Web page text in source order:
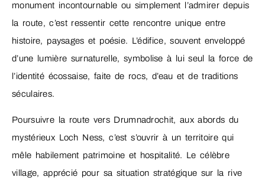
monument incontournable ou simplement l’admirer depuis
la route, c’est ressentir cette rencontre unique entre
histoire, paysages et poésie. L’édifice, souvent enveloppé
d’une lumière surnaturelle, symbolise à lui seul la force de
l’identité écossaise, faite de rocs, d’eau et de traditions
séculaires.
Poursuivre la route vers Drumnadrochit, aux abords du
mystérieux Loch Ness, c’est s’ouvrir à un territoire qui
mêle habilement patrimoine et hospitalité. Le célèbre
village, apprécié pour sa situation stratégique sur la rive